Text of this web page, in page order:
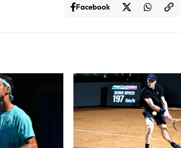
Facebook